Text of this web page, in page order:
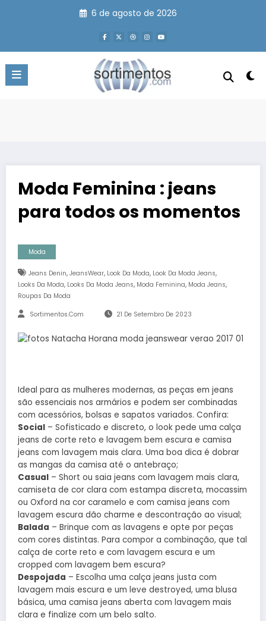
6 de agosto de 2026
Moda Feminina : jeans
para todos os momentos
Moda
Jeans Denin, JeansWear, Look Da Moda, Look Da Moda Jeans,
Looks Da Moda, Looks Da Moda Jeans, Moda Feminina, Moda Jeans,
Roupas Da Moda
Sortimentos.com 21 De Setembro De 2023
Ideal para as mulheres modernas, as peças em jeans
são essenciais nos armários e podem ser combinadas
com acessórios, bolsas e sapatos variados. Confira:
Social – Sofisticado e discreto, o look pede uma calça
jeans de corte reto e lavagem bem escura e camisa
jeans com lavagem mais clara. Uma boa dica é dobrar
as mangas da camisa até o antebraço;
Casual – Short ou saia jeans com lavagem mais clara,
camiseta de cor clara com estampa discreta, mocassim
ou Oxford na cor caramelo e com camisa jeans com
lavagem escura dão charme e descontração ao visual;
Balada – Brinque com as lavagens e opte por peças
com cores distintas. Para compor a combinação, que tal
calça de corte reto e com lavagem escura e um
cropped com lavagem bem escura?
Despojada – Escolha uma calça jeans justa com
lavagem mais escura e um leve destroyed, uma blusa
básica, uma camisa jeans aberta com lavagem mais
clara e finalize com um belo salto.